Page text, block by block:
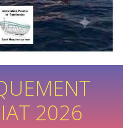
2026